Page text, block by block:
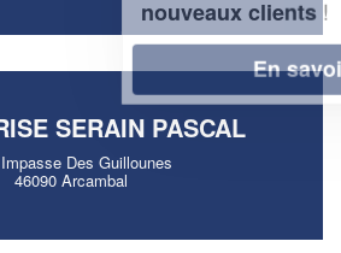
SERAIN PASCAL
Des Guillounes
46090 Arcambal
En savoir plus